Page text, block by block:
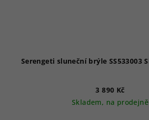
3 890 Kč
Skladem, na prodejně